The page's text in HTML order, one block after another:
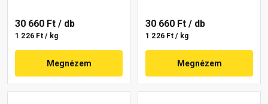
30 660 Ft / db
1 226 Ft / kg
Megnézem
30 660 Ft / db
1 226 Ft / kg
Megnézem